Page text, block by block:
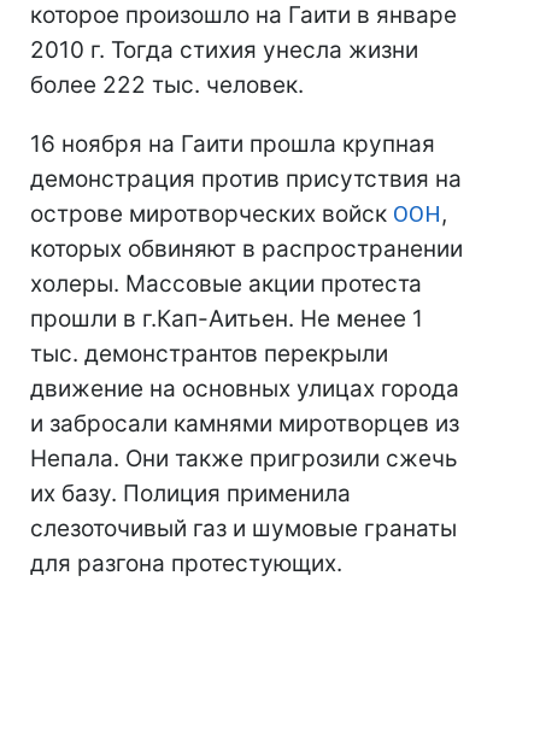
которое произошло на Гаити в январе
2010 г. Тогда стихия унесла жизни
более 222 тыс. человек.
16 ноября на Гаити прошла крупная
демонстрация против присутствия на
острове миротворческих войск ООН,
которых обвиняют в распространении
холеры. Массовые акции протеста
прошли в г.Кап-Аитьен. Не менее 1
тыс. демонстрантов перекрыли
движение на основных улицах города
и забросали камнями миротворцев из
Непала. Они также пригрозили сжечь
их базу. Полиция применила
слезоточивый газ и шумовые гранаты
для разгона протестующих.